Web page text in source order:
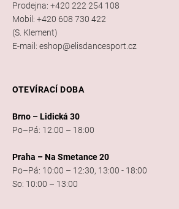
Prodejna: +420 222 254 108
Mobil: +420 608 730 422
(S. Klement)
E-mail: eshop@elisdancesport.cz
OTEVÍRACÍ DOBA
Brno – Lidická 30
Po–Pá: 12:00 – 18:00
Praha – Na Smetance 20
Po–Pá: 10:00 – 12:30, 13:00 - 18:00
So: 10:00 – 13:00